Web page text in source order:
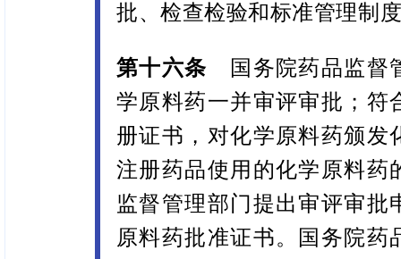
批、检查检验和标准管理制
第十六条 国务院药品监督
学原料药一并审评审批；符
册证书，对化学原料药颁发
注册药品使用的化学原料药
监督管理部门提出审评审批
原料药批准证书。国务院药